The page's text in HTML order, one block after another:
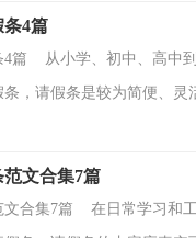
条4篇
4篇 从小学、初中、高中
条，请假条是较为简便、灵
定。那么问题来了，到底
文合集7篇
文合集7篇 在日常学习和